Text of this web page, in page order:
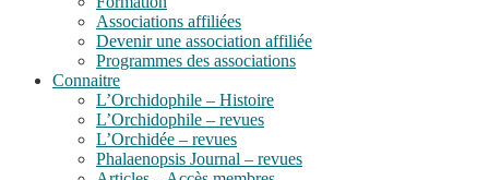
Associations affiliées
Devenir une association affiliée
Programmes des associations
Connaitre
L’Orchidophile – Histoire
L’Orchidophile – revues
L’Orchidée – revues
Phalaenopsis Journal – revues